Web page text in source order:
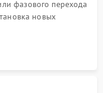
фазового перехода
новых
на память и цепи
подключение и